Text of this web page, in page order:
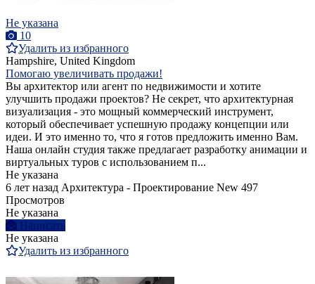
Не указана
10
Удалить из избранного
Hampshire, United Kingdom
Помогаю увеличивать продажи!
Вы архитектор или агент по недвижимости и хотите
улучшить продажи проектов? Не секрет, что архитектурная
визуализация - это мощный коммерческий инструмент,
который обеспечивает успешную продажу концепции или
идеи. И это именно то, что я готов предложить именно Вам.
Наша онлайн студия также предлагает разработку анимации и
виртуальных туров с использованием п...
Не указана
6 лет назад Архитектура - Проектирование New 497
Просмотров
Не указана
Написать
Не указана
Удалить из избранного